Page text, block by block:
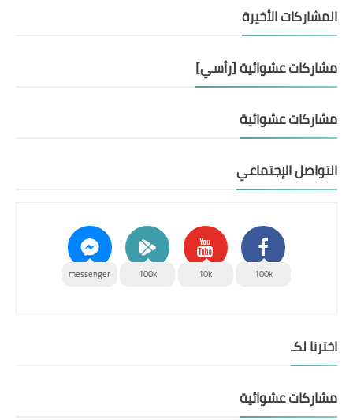
المشاركات الأخيرة
مشاركات عشوائية [رأسي]
مشاركات عشوائية
التواصل الإجتماعي
100k
10k
100k
messenger
اخترنا لكـ
مشاركات عشوائية